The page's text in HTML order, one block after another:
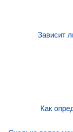
Зависит
Как